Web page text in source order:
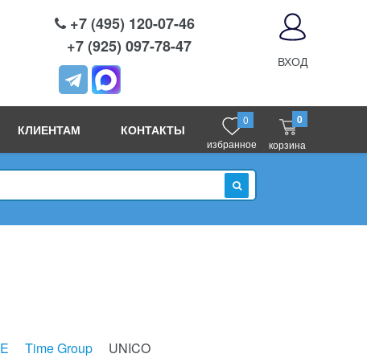
+7 (495) 120-07-46
+7 (925) 097-78-47
ВХОД
КЛИЕНТАМ КОНТАКТЫ
0
избранное
0
корзина
ИСКАТЬ
Time Group
UNICO